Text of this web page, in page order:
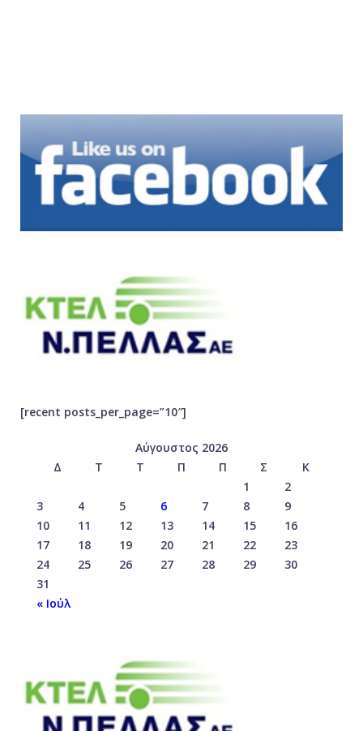
[recent posts_per_page=”10″]
Αύγουστος 2026
Δ
Τ Τ Π Π Σ
Κ
1
2
3
4 5 6 7 8
9
10
11 12 13 14 15
16
17
18 19 20 21 22
23
24
25 26 27 28 29
30
31
« Ιούλ